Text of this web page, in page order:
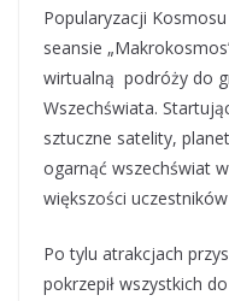
Popularyzacji
seansie
wirtualną podróży do
Wszechświata.
sztuczne satelity,
ogarnąć wszechświat
większości
Po tylu atrakcjach
pokrzepił wszystkich